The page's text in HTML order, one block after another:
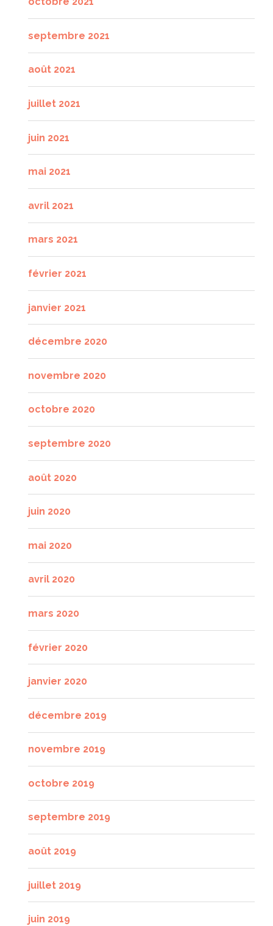
septembre 2021
août 2021
juillet 2021
juin 2021
mai 2021
avril 2021
mars 2021
février 2021
janvier 2021
décembre 2020
novembre 2020
octobre 2020
septembre 2020
août 2020
juin 2020
mai 2020
avril 2020
mars 2020
février 2020
janvier 2020
décembre 2019
novembre 2019
octobre 2019
septembre 2019
août 2019
juillet 2019
juin 2019